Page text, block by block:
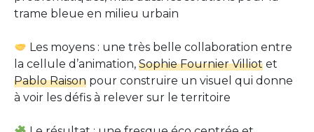
trame bleue en milieu urbain
Les moyens : une très belle collaboration entre
la cellule d’animation, Sophie Fournier Villiot et
Pablo Raison pour construire un visuel qui donne
à voir les défis à relever sur le territoire